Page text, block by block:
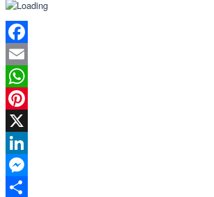
Facebook
Email
WhatsApp
Pinterest
X
LinkedIn
Messenger